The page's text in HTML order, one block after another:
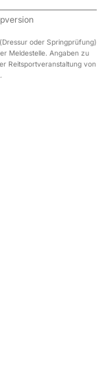
oder Springprüfung)
Meldestelle. Angaben zu
Reitsportveranstaltung von